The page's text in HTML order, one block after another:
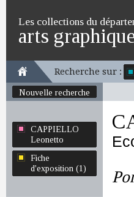
Les collections du
arts
Recherche sur :
Nouvelle recherche
CAPPIELLO
Leonetto
Fiche
d'exposition (1)